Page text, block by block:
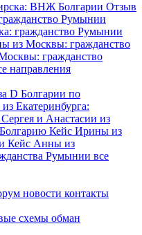
ВНЖ Болгарии Отзыв
Румынии
гражданство Румынии
из Москвы: гражданство
гражданство
направления
D Болгарии по
Екатеринбурга:
и Анастасии из
Кейс Ирины из
Кейс Анны из
Румынии все
новости контакты
схемы обман